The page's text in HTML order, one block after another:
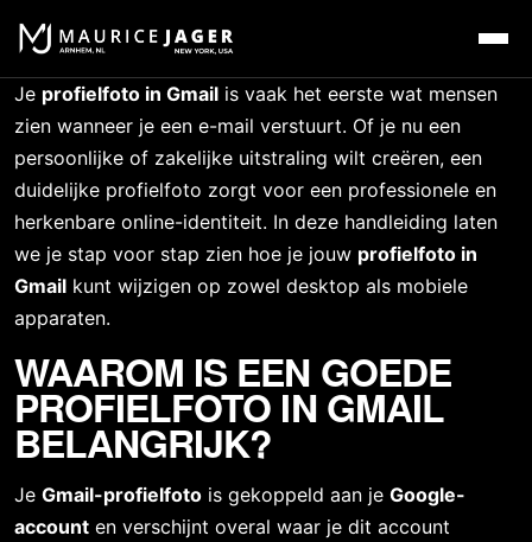
Je profielfoto in Gmail is vaak het eerste wat mensen
zien wanneer je een e-mail verstuurt. Of je nu een
persoonlijke of zakelijke uitstraling wilt creëren, een
duidelijke profielfoto zorgt voor een professionele en
herkenbare online-identiteit. In deze handleiding laten
we je stap voor stap zien hoe je jouw profielfoto in
Gmail kunt wijzigen op zowel desktop als mobiele
apparaten.
WAAROM IS EEN GOEDE
PROFIELFOTO IN GMAIL
BELANGRIJK?
Je Gmail-profielfoto is gekoppeld aan je Google-
account en verschijnt overal waar je dit account